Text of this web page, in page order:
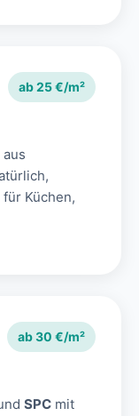
ab 25 €/m²
aus
Küchen,
ab 30 €/m²
SPC mit